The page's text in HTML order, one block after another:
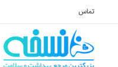
تماس